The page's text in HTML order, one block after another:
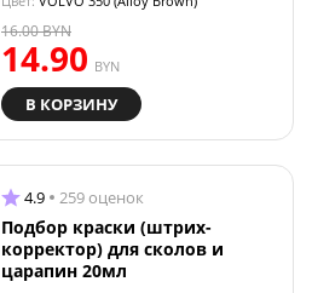
14.90 BYN
16.00BYN
В КОРЗИНУ
4.9 259 оценок
Подбор краски (штрих-
корректор) для сколов и
царапин 20мл